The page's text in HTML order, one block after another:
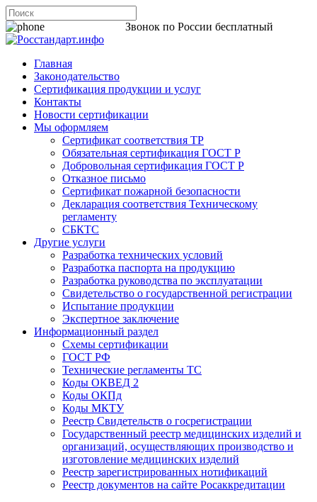
Звонок по России бесплатный
Главная
Законодательство
Сертификация продукции и услуг
Контакты
Новости сертификации
Мы оформляем
Сертификат соответствия ТР
Обязательная сертификация ГОСТ Р
Добровольная сертификация ГОСТ Р
Отказное письмо
Сертификат пожарной безопасности
Декларация соответствия Техническому
регламенту
СБКТС
Другие услуги
Разработка технических условий
Разработка паспорта на продукцию
Разработка руководства по эксплуатации
Свидетельство о государственной регистрации
Испытание продукции
Экспертное заключение
Информационный раздел
Схемы сертификации
ГОСТ РФ
Технические регламенты ТС
Коды ОКВЕД 2
Коды ОКПд
Коды МКТУ
Реестр Свидетельств о госрегистрации
Государственный реестр медицинских изделий и
организаций, осуществляющих производство и
изготовление медицинских изделий
Реестр зарегистрированных нотификаций
Реестр документов на сайте Росаккредитации